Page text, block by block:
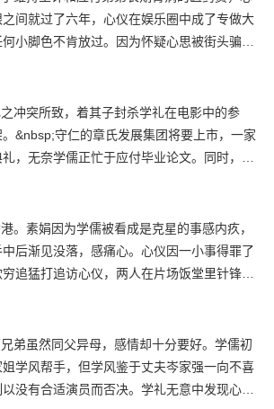
救，学儒见异思迁，从此断绝与他的关系。
间就过了六年，心仪在娱乐圈中成了专做大
小脚色不肯放过。因为怀疑心思被街头骗子
头，心仪没有多谢他，反怪他不懂人情世
更恶劣。守仁知道学礼在卡拉ok受黎公子侮
&nbsp;守仁的章氏发展集团将要上市，一家
，无奈学儒正忙于应付毕业论文。同时，楚
有点改观。片场里，学礼见心仪为了赶拍不
赶及返港参加仪式，开心告知守仁。岂料守
几经辛苦亦终于赶至酒会现场，但忽然传来
后渐见没落，感痛心。心仪因一小事得罪了
追猛打追访心仪，两人在片场饭堂里针锋相
。同时学儒鼓起勇气拒绝守仁建议，学儒说
令心仪误会，以为学礼在追求心思，对他严
学风帮手，但学风鉴于丈夫岑家强一向不喜
没有合适演员而否决。学礼无意中发现心仪